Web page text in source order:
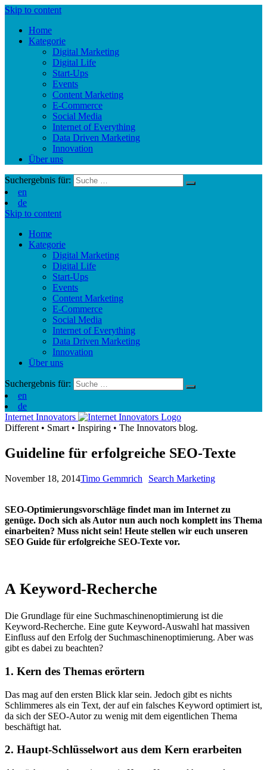
Skip to content
Home
Kategorie
Digital Marketing
Digital Life
Start-Ups
Events
Content Marketing
E-Commerce
Social Media
Internet of Everything
Data Driven Marketing
Innovation
Über uns
Suchergebnis für:
en
de
Skip to content
Home
Kategorie
Digital Marketing
Digital Life
Start-Ups
Events
Content Marketing
E-Commerce
Social Media
Internet of Everything
Data Driven Marketing
Innovation
Über uns
Suchergebnis für:
en
de
Internet Innovators
Different • Smart • Inspiring • The Innovators blog.
Guideline für erfolgreiche SEO-Texte
November 18, 2014Timo Gemmrich Search Marketing
SEO-Optimierungsvorschläge findet man im Internet zu
genüge. Doch sich als Autor nun auch noch komplett ins Thema
einarbeiten? Muss nicht sein! Heute stellen wir euch unseren
SEO Guide für erfolgreiche SEO-Texte vor.
A Keyword-Recherche
Die Grundlage für eine Suchmaschinenoptimierung ist die
Keyword-Recherche. Eine gute Keyword-Auswahl hat massiven
Einfluss auf den Erfolg der Suchmaschinenoptimierung. Aber was
gibt es dabei zu beachten?
1. Kern des Themas erörtern
Das mag auf den ersten Blick klar sein. Jedoch gibt es nichts
Schlimmeres als ein Text, der auf ein falsches Keyword optimiert ist,
da sich der SEO-Autor zu wenig mit dem eigentlichen Thema
beschäftigt hat.
2. Haupt-Schlüsselwort aus dem Kern erarbeiten